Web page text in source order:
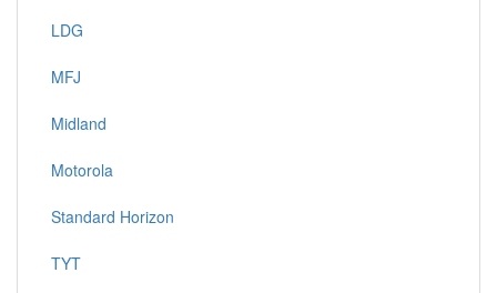
LDG
MFJ
Midland
Motorola
Standard Horizon
TYT